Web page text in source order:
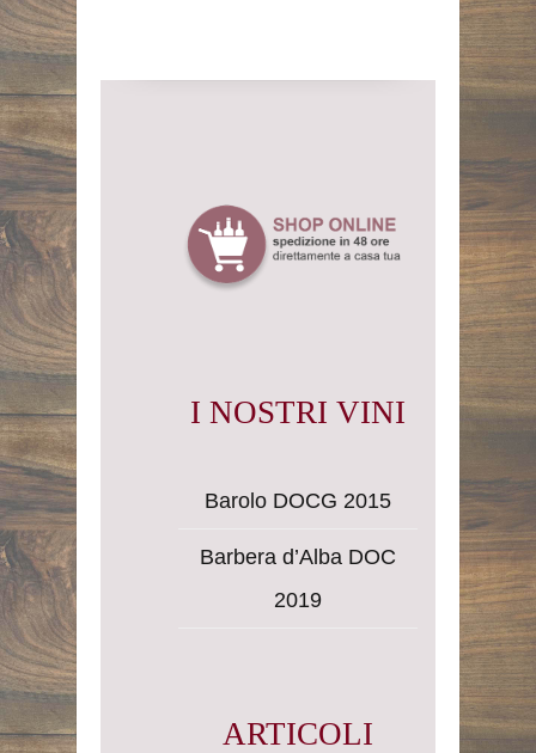
I NOSTRI VINI
Barolo DOCG 2015
Barbera d’Alba DOC
2019
ARTICOLI